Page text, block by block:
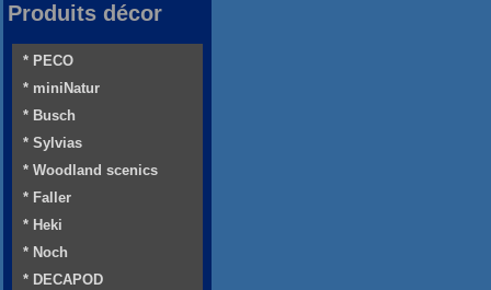
Produits décor
* PECO
* miniNatur
* Busch
* Sylvias
* Woodland scenics
* Faller
* Heki
* Noch
* DECAPOD